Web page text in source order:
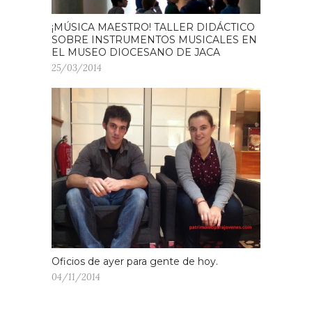
¡MÚSICA MAESTRO! TALLER DIDÁCTICO
SOBRE INSTRUMENTOS MUSICALES EN
EL MUSEO DIOCESANO DE JACA
25/03/2014
Oficios de ayer para gente de hoy.
04/11/2014